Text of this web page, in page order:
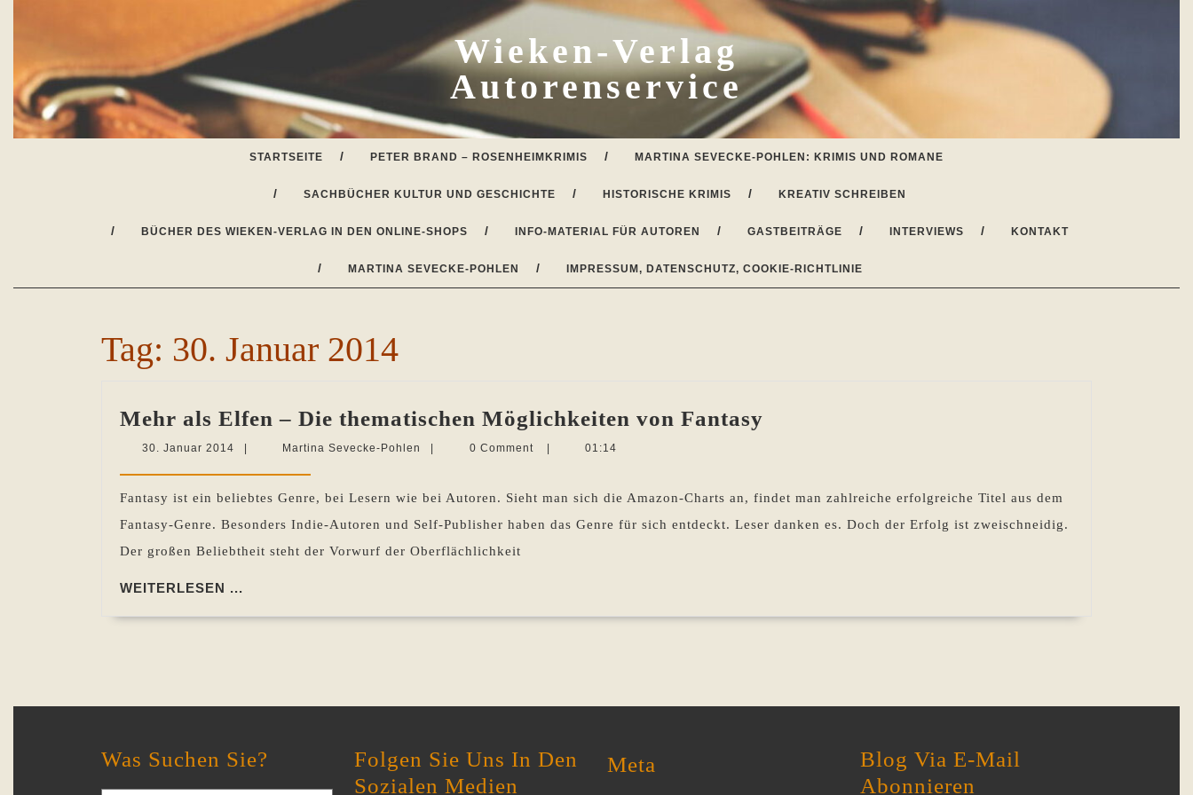
Wieken-Verlag
Autorenservice
STARTSEITE PETER BRAND – ROSENHEIMKRIMIS MARTINA SEVECKE-POHLEN: KRIMIS UND ROMANE
SACHBÜCHER KULTUR UND GESCHICHTE HISTORISCHE KRIMIS KREATIV SCHREIBEN
BÜCHER DES WIEKEN-VERLAG IN DEN ONLINE-SHOPS INFO-MATERIAL FÜR AUTOREN GASTBEITRÄGE INTERVIEWS KONTAKT
MARTINA SEVECKE-POHLEN IMPRESSUM, DATENSCHUTZ, COOKIE-RICHTLINIE
Tag: 30. Januar 2014
Mehr als Elfen – Die thematischen Möglichkeiten von Fantasy
–
Die
Fantasy
30. Januar 2014 30.
2014
Martina Sevecke-Pohlen
Martina
0 Comment 01:14
Fantasy ist ein beliebtes Genre, bei Lesern wie bei Autoren. Sieht man sich die Amazon-Charts an, findet man zahlreiche erfolgreiche Titel aus dem
Fantasy-Genre. Besonders Indie-Autoren und Self-Publisher haben das Genre für sich entdeckt. Leser danken es. Doch der Erfolg ist zweischneidig.
Der großen Beliebtheit steht der Vorwurf der Oberflächlichkeit
WEITERLESEN ...
Was Suchen Sie?
Folgen Sie Uns In Den
Sozialen Medien
Meta
Blog Via E-Mail
Abonnieren